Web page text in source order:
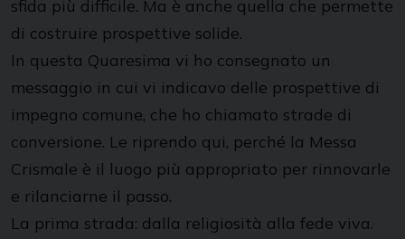
sfida più difficile. Ma è anche quella che permette
di costruire prospettive solide.
In questa Quaresima vi ho consegnato un
messaggio in cui vi indicavo delle prospettive di
impegno comune, che ho chiamato strade di
conversione. Le riprendo qui, perché la Messa
Crismale è il luogo più appropriato per rinnovarle
e rilanciarne il passo.
La prima strada: dalla religiosità alla fede viva.